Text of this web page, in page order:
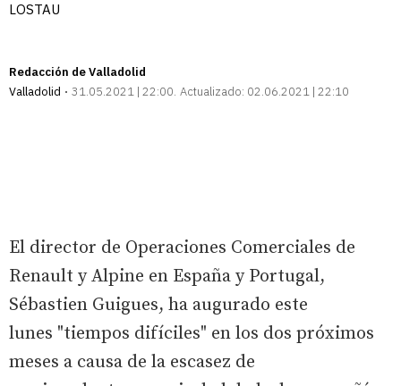
LOSTAU
Redacción de Valladolid
Valladolid
31.05.2021 | 22:00 Actualizado: 02.06.2021 | 22:10
El director de Operaciones Comerciales de
Renault y Alpine en España y Portugal,
Sébastien Guigues, ha augurado este
lunes "tiempos difíciles" en los dos próximos
meses a causa de la escasez de